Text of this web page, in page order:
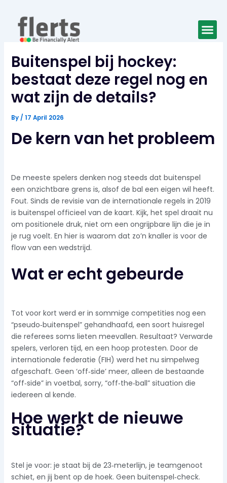
content
Buitenspel bij hockey:
bestaat deze regel nog en
wat zijn de details?
By/ 17 April 2026
De kern van het probleem
De meeste spelers denken nog steeds dat buitenspel
een onzichtbare grens is, alsof de bal een eigen wil heeft.
Fout. Sinds de revisie van de internationale regels in 2019
is buitenspel officieel van de kaart. Kijk, het spel draait nu
om positionele druk, niet om een ongrijpbare lijn die je in
je rug voelt. En hier is waarom dat zo’n knaller is voor de
flow van een wedstrijd.
Wat er echt gebeurde
Tot voor kort werd er in sommige competities nog een
“pseudo‑buitenspel” gehandhaafd, een soort huisregel
die referees soms lieten meevallen. Resultaat? Verwarde
spelers, verloren tijd, en een hoop protesten. Door de
internationale federatie (FIH) werd het nu simpelweg
afgeschaft. Geen ‘off‑side’ meer, alleen de bestaande
“off‑side” in voetbal, sorry, “off‑the‑ball” situation die
iedereen al kende.
Hoe werkt de nieuwe
situatie?
Stel je voor: je staat bij de 23‑meterlijn, je teamgenoot
schiet, en jij bent op de hoek. Geen buitenspel‑check.